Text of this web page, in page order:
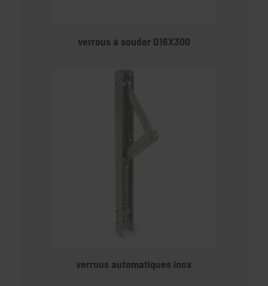
verrous à souder D16X300
verrous automatiques inox